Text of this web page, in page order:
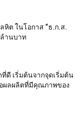
หิต ในโอกาส “ธ.ก.ส.
านบาท
ดี เริ่มต้นจากจุดเริ่มต้น
ผลผลิตที่มีคุณภาพของ